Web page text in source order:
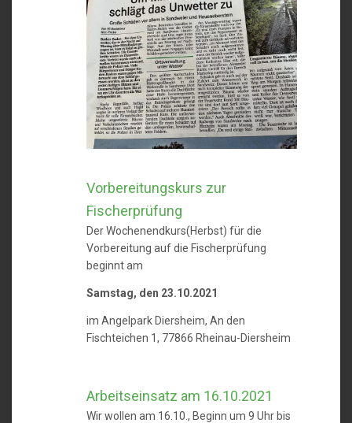
Vorbereitungskurs zur
Fischerprüfung
Der Wochenendkurs(Herbst) für die
Vorbereitung auf die Fischerprüfung
beginnt am
Samstag, den 23.10.2021
im Angelpark Diersheim, An den
Fischteichen 1, 77866 Rheinau-Diersheim
Arbeitseinsatz am 16.10.2021
Wir wollen am 16.10., Beginn um 9 Uhr bis